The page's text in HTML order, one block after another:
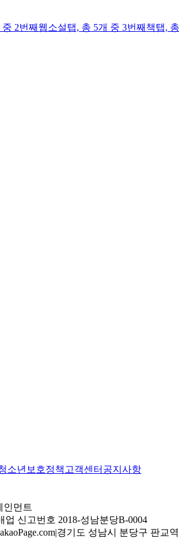
중 2번째 웹소설탭, 총 5개 중 3번째 책탭,
소년보호정책 고객센터 공지사항
인먼트
업 신고번호 2018-성남분당B-0004
|경기도 성남시 분당구 판교